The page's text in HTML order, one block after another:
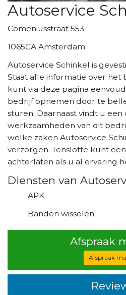
Autoservice
Comeniusstraat 553
1065CA Amsterdam
Autoservice Schinkel is
Staat alle informatie over het
kunt via deze pagina
bedrijf opnemen door te
sturen. Daarnaast vindt u een
werkzaamheden van dit
welke zaken Autoservice
verzorgen. Tenslotte kunt
achterlaten als u al ervaring
Diensten van
APK
Banden wisselen
Afspraak
Afspraak